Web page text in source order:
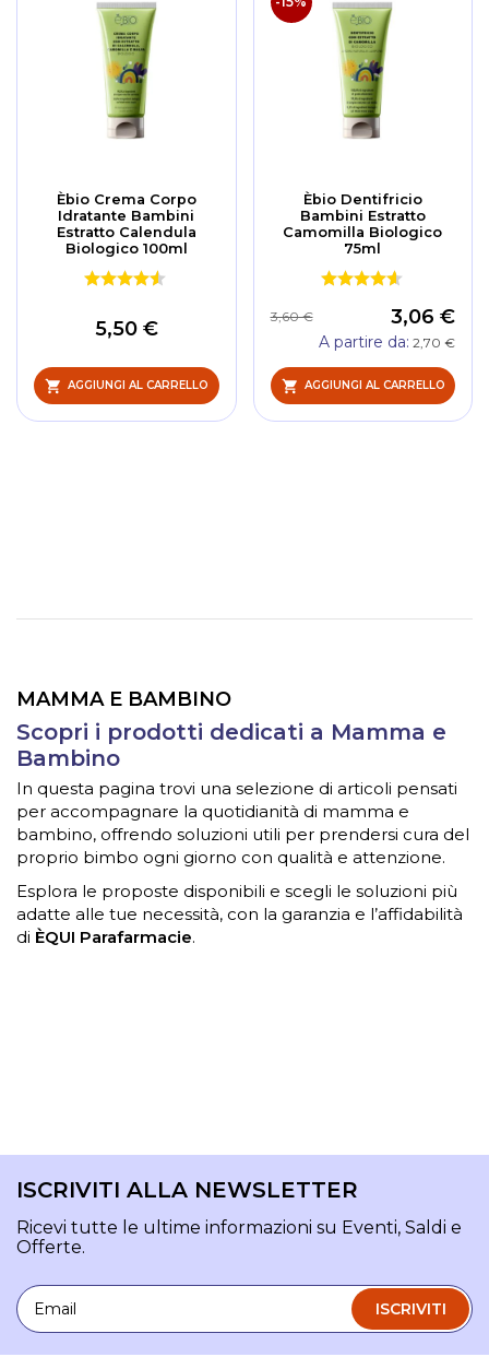
Èbio Crema Corpo
Idratante Bambini
Estratto Calendula
Biologico 100ml
5,50 €
AGGIUNGI AL CARRELLO
Èbio Dentifricio
Bambini Estratto
Camomilla Biologico
75ml
3,06 €
3,60 €
A partire da 2,70 €
AGGIUNGI AL CARRELLO
MAMMA E BAMBINO
Scopri i prodotti dedicati a Mamma e
Bambino
In questa pagina trovi una selezione di articoli pensati
per accompagnare la quotidianità di mamma e
bambino, offrendo soluzioni utili per prendersi cura del
proprio bimbo ogni giorno con qualità e attenzione.
Esplora le proposte disponibili e scegli le soluzioni più
adatte alle tue necessità, con la garanzia e l’affidabilità
di ÈQUI Parafarmacie.
ISCRIVITI ALLA NEWSLETTER
Ricevi tutte le ultime informazioni su Eventi, Saldi e
Offerte.
Email
ISCRIVITI